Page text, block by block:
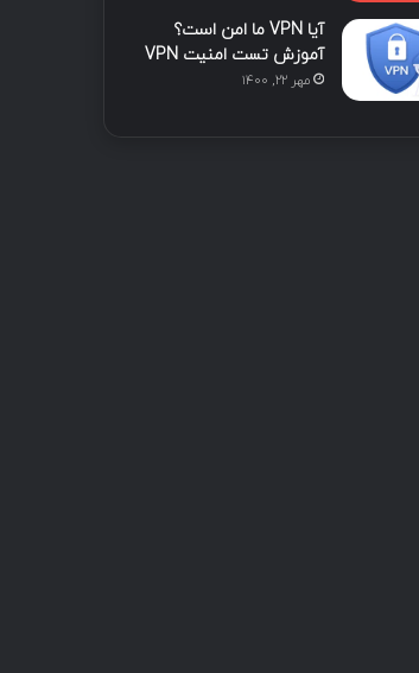
آیا VPN ما امن است؟
آموزش تست امنیت VPN
مهر ۲۲, ۱۴۰۰